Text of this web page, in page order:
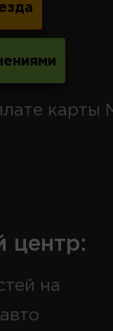
карты
центр:
на